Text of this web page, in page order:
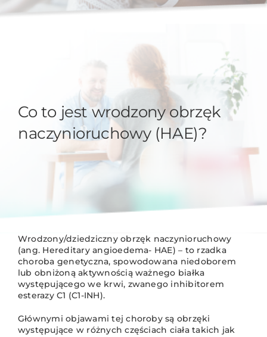
Co to jest wrodzony obrzęk
naczynioruchowy (HAE)?
Wrodzony/dziedziczny obrzęk naczynioruchowy
(ang. Hereditary angioedema- HAE) – to rzadka
choroba genetyczna, spowodowana niedoborem
lub obniżoną aktywnością ważnego białka
występującego we krwi, zwanego inhibitorem
esterazy C1 (C1-INH).
Głównymi objawami tej choroby są obrzęki
występujące w różnych częściach ciała takich jak